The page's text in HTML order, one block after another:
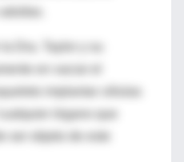
en vaciar el
implantar células
órgano que